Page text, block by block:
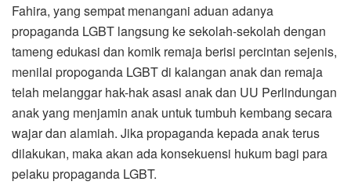
Fahira, yang sempat menangani aduan adanya
propaganda LGBT langsung ke sekolah-sekolah dengan
tameng edukasi dan komik remaja berisi percintan sejenis,
menilai propoganda LGBT di kalangan anak dan remaja
telah melanggar hak-hak asasi anak dan UU Perlindungan
anak yang menjamin anak untuk tumbuh kembang secara
wajar dan alamiah. Jika propaganda kepada anak terus
dilakukan, maka akan ada konsekuensi hukum bagi para
pelaku propaganda LGBT.